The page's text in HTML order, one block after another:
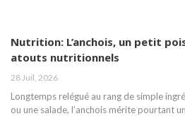
Nutrition: L’anchois, un petit
atouts nutritionnels
28 Juil, 2026
Longtemps relégué au rang de simple
ou une salade, l’anchois mérite pourtant